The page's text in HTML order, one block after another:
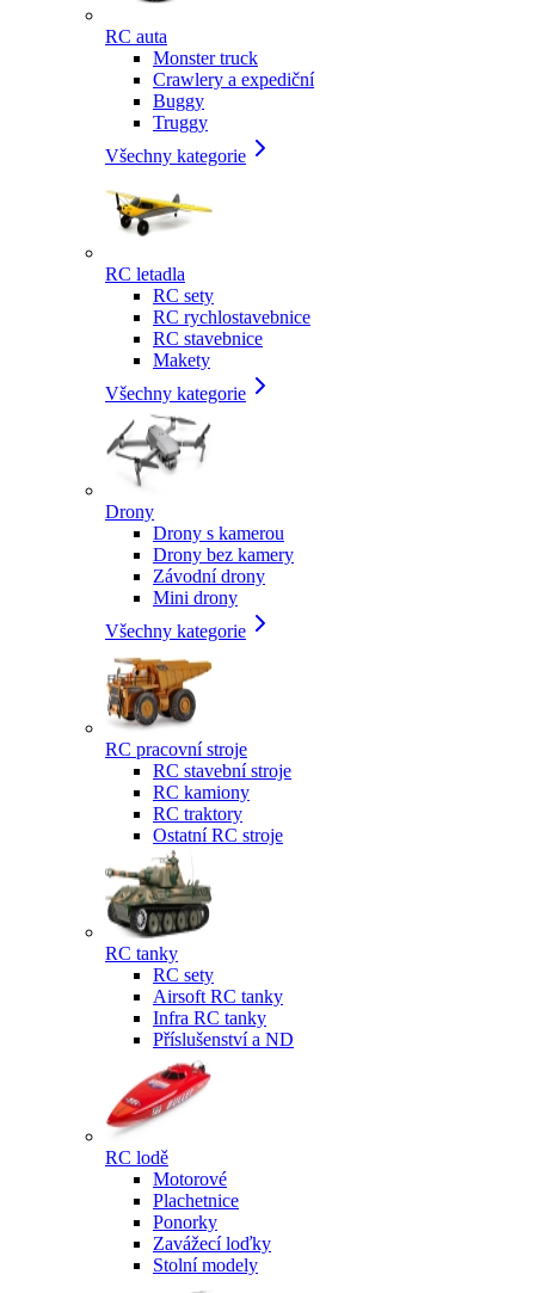
RC auta
Monster truck
Crawlery a expediční
Buggy
Truggy
Všechny kategorie
RC letadla
RC sety
RC rychlostavebnice
RC stavebnice
Makety
Všechny kategorie
Drony
Drony s kamerou
Drony bez kamery
Závodní drony
Mini drony
Všechny kategorie
RC pracovní stroje
RC stavební stroje
RC kamiony
RC traktory
Ostatní RC stroje
RC tanky
RC sety
Airsoft RC tanky
Infra RC tanky
Příslušenství a ND
RC lodě
Motorové
Plachetnice
Ponorky
Zavážecí loďky
Stolní modely